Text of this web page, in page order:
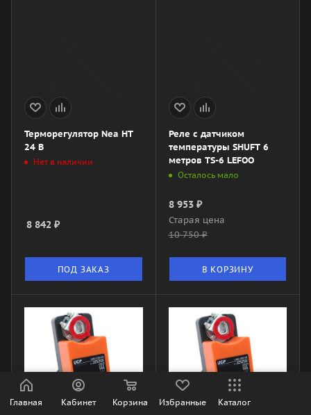
Терморегулятор Nea HT
24 В
Нет в наличии
8 842 ₽
ПОД ЗАКАЗ
Реле с датчиком
температуры SHUFT 6
метров TS-6 LEFOO
Осталось мало
8 953₽
Старая цена
10 750₽
В КОРЗИНУ
Главная Кабинет Корзина Избранные Каталог